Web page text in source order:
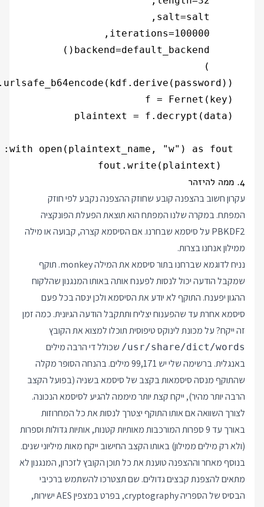
4. ממה להיזהר
עקרון חשוב בהצפנה קובע שחוזק ההצפנה נקבע לפי חוזק
המפתח. במקרה שלנו המפתח הוא תוצאת הפעלת הפונקציה
PBKDF2 על סיסמא שבחרנו. אם הסיסמא קצרה, קבועה או מילה
ממילון אנחנו בצרות.
נניח לדוגמא שברחנו בתור סיסמא את המילה monkey. תוקף
שמקבל הודעה יכול לנסות לפענח אותה באותו המנגנון שהלקוח
ההגון יפענח. התוקף לא יודע את הסיסמא ולכן ינסה בכל פעם
סיסמא אחרת עד שהפענוח יצליח ותתקבל הודעה הגיונית. כמה זמן
זה ייקח? על מכונת לינוקס טיפוסית תוכלו למצוא את הקובץ
/usr/share/dict/words שכולל די הרבה מילים
באנגלית. ברשימה שלי יש 99,171 מילים. בהנחה הסופר מקלה
שהתוקף מנסה סיסמאות בקצב של סיסמא בשניה (בפועל הקצב
הרבה יותר מהיר), ייקח קצת יותר מיממה להגיע לסיסמא הנכונה.
לצורך השוואה אם אותו התוקף יצטרך לנסות את כל המחרוזות
באורך עד 9 ספרות המורכבות מאותיות קטנות, אותיות גדולות וספרות
(ולא רק מילים ממילון) באותו הקצב החישוב ייקח מאות מיליוני שנים.
בנוסף מאחר וההצפנה טוענת את כל תוכן הקובץ לזכרון, המנגנון לא
מתאים להצפנת קבצים גדולים. שם תצטרכו להשתמש ברכיבי
הבסיס של הספריה cryptography, בפרט במצפין AES ישירות,